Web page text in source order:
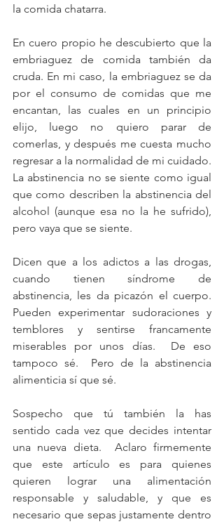
la comida chatarra.
En cuero propio he descubierto que la
embriaguez de comida también da
cruda. En mi caso, la embriaguez se da
por el consumo de comidas que me
encantan, las cuales en un principio
elijo, luego no quiero parar de
comerlas, y después me cuesta mucho
regresar a la normalidad de mi cuidado.
La abstinencia no se siente como igual
que como describen la abstinencia del
alcohol (aunque esa no la he sufrido),
pero vaya que se siente.
Dicen que a los adictos a las drogas,
cuando tienen síndrome de
abstinencia, les da picazón el cuerpo.
Pueden experimentar sudoraciones y
temblores y sentirse francamente
miserables por unos días.  De eso
tampoco sé.  Pero de la abstinencia
alimenticia sí que sé.
Sospecho que tú también la has
sentido cada vez que decides intentar
una nueva dieta.  Aclaro firmemente
que este artículo es para quienes
quieren lograr una alimentación
responsable y saludable, y que es
necesario que sepas justamente dentro